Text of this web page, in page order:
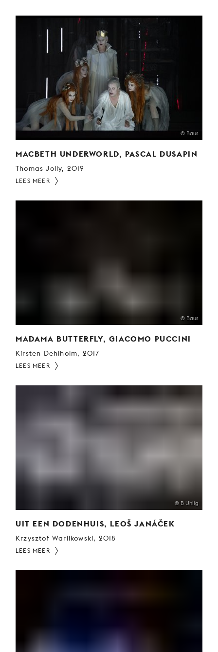
© Baus
MACBETH UNDERWORLD, PASCAL DUSAPIN
Thomas Jolly, 2019
LEES MEER
© Baus
MADAMA BUTTERFLY, GIACOMO PUCCINI
Kirsten Dehlholm, 2017
LEES MEER
© B Uhlig
UIT EEN DODENHUIS, LEOŠ JANÁČEK
Krzysztof Warlikowski, 2018
LEES MEER